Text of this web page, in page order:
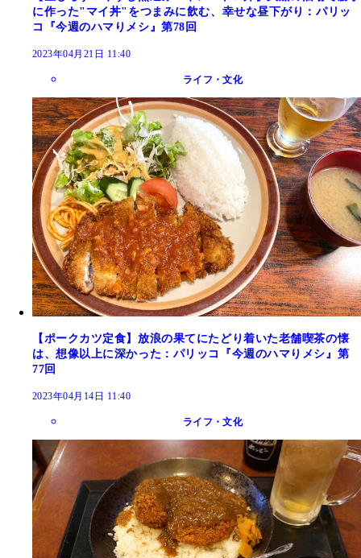
に作った"マイ丼"をつまみに飲む、幸せな昼下がり：パリッ
コ『今週のハマりメシ』第78回
2023年04月21日 11:40
ライフ・文化
【ポークカツ定食】放浪の果てにたどり着いた老舗喫茶の懐
は、想像以上に深かった：パリッコ『今週のハマりメシ』第
77回
2023年04月14日 11:40
ライフ・文化